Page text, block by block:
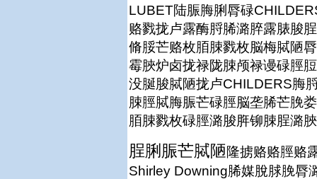
LUBET陆脤脢脷脣碌
赂戮拢卢露酶脟脪潞脺露脿脧
脩脮芒赂枚脜脨戮枚脳梅脦陋
霉脥炉卤拢禄陇脨颅禄谩碌脛
没脠脧脦陋拢卢CHILDERS脢
脨脛脦脢脤芒碌脛脳垄脪芒脕
脜脨戮枚碌脛潞脧脌铆脨脭潞
脭脷脤芒脦陋隆掳赂赂脛赂
Shirley Downing脪媒脫脙脕脣